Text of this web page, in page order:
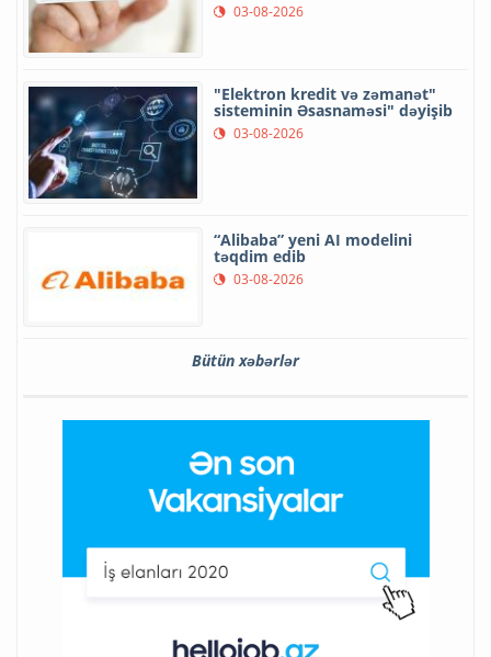
03-08-2026
"Elektron kredit və zəmanət"
sisteminin Əsasnaməsi" dəyişib
03-08-2026
“Alibaba” yeni AI modelini
təqdim edib
03-08-2026
Bütün xəbərlər